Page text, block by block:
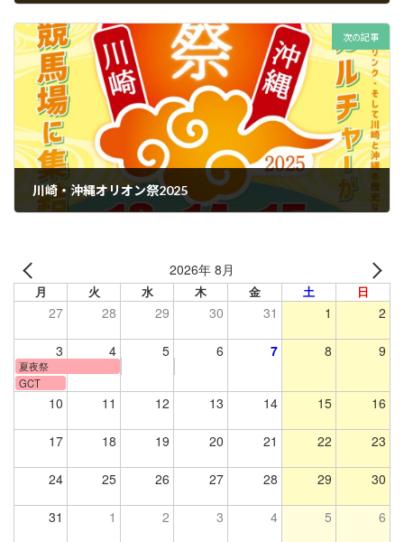
次の記事
川崎・沖縄オリオン祭2025
2026年 8月
月 火 水 木 金 土 日
27 28 29 30 31 1 2
3 4 5 6 7 8 9
夏夜祭
GCT
10 11 12 13 14 15 16
17 18 19 20 21 22 23
24 25 26 27 28 29 30
31 1 2 3 4 5 6